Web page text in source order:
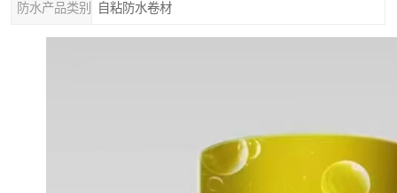
防水产品类别 自粘防水卷材